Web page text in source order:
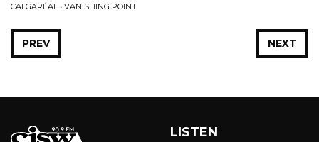
CALGARÉAL • VANISHING POINT
NEXT
PREV
LISTEN